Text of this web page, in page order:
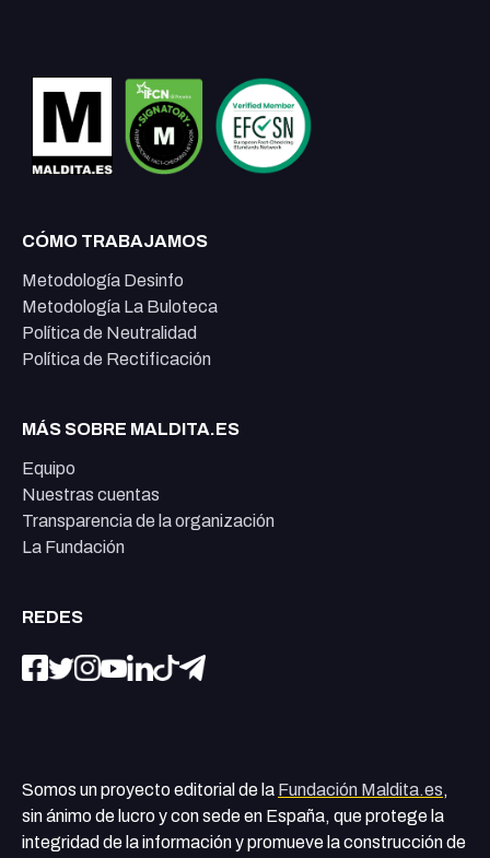
CÓMO TRABAJAMOS
Metodología Desinfo
Metodología La Buloteca
Política de Neutralidad
Política de Rectificación
MÁS SOBRE MALDITA.ES
Equipo
Nuestras cuentas
Transparencia de la organización
La Fundación
REDES
Somos un proyecto editorial de la Fundación Maldita.es,
sin ánimo de lucro y con sede en España, que protege la
integridad de la información y promueve la construcción de